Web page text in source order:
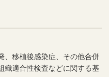
、移植後感染症、その他合併
織適合性検査などに関する基